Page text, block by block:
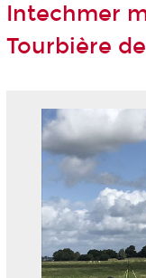
Intechmer
Tourbière